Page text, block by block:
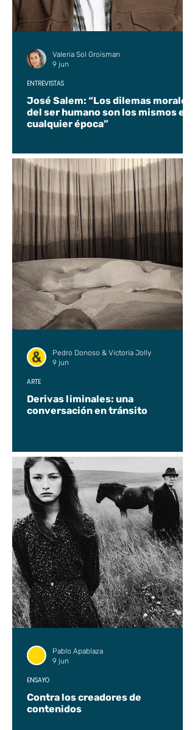
José Salem: “Los dilemas morales
del ser humano son los mismos en
cualquier época”
ENTREVISTAS
Valeria Sol Groisman
9 jun
Derivas liminales: una
conversación en tránsito
ARTE
Pedro Donoso & Victoria Jolly
9 jun
Contra los creadores de
contenidos
ENSAYO
Pablo Apablaza
9 jun